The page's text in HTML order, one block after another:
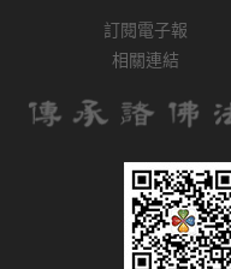
訂閱電子報
相關連結